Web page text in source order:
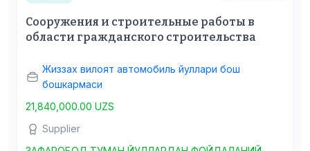
Сооружения и строительные работы в
области гражданского строительства
Жиззах вилоят автомобиль йуллари бош
бошкармаси
21,840,000.00 UZS
Supplier